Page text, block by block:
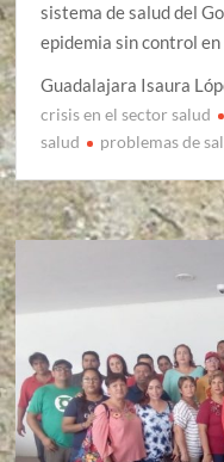
sistema de salud del
epidemia sin control
Guadalajara Isaura
crisis en el sector salud
salud
problemas de